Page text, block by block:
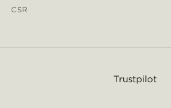
CSR
Trustpilot